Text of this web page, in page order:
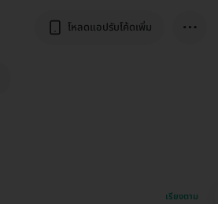
โหลดแอปรับโค้ดเพิ่ม ⋯
เรียงตาม